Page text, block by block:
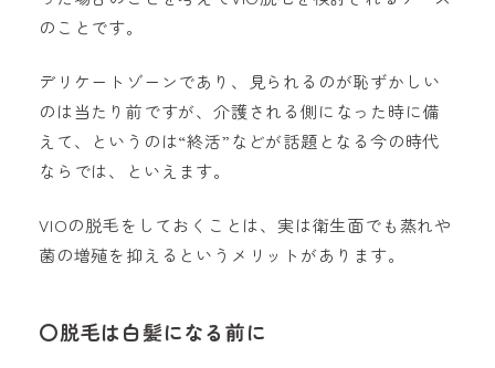
のことです。
デリケートゾーンであり、見られるのが恥ずかしい
のは当たり前ですが、介護される側になった時に備
えて、というのは“終活”などが話題となる今の時代
ならでは、といえます。
VIOの脱毛をしておくことは、実は衛生面でも蒸れや
菌の増殖を抑えるというメリットがあります。
〇脱毛は白髪になる前に